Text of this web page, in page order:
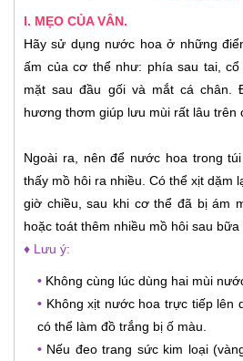
I. MẸO CỦA VÂN.
Hãy sử dụng nước hoa ở những
ấm của cơ thể như: phía sau tai, cổ
mặt sau đầu gối và mắt cá chân.
hương thơm giúp lưu mùi rất lâu trên
Ngoài ra, nên để nước hoa trong
thấy mồ hôi ra nhiều. Có thể xịt dặm
giờ chiều, sau khi cơ thể đã bị ám
hoặc toát thêm nhiều mồ hôi sau bữa
♦ Lưu ý:
• Không cùng lúc dùng hai mùi
• Không xịt nước hoa trực tiếp lên
có thể làm đồ trắng bị ố màu.
• Nếu đeo trang sức kim loại